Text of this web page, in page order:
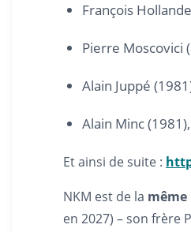
François
Pierre Moscovici
Alain Juppé
Alain Minc (1981),
Et ainsi de suite :
NKM est de la
en 2027) – son frère